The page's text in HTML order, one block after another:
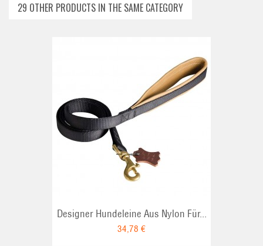
29 OTHER PRODUCTS IN THE SAME CATEGORY
Designer Hundeleine Aus Nylon Für...
34,78 €